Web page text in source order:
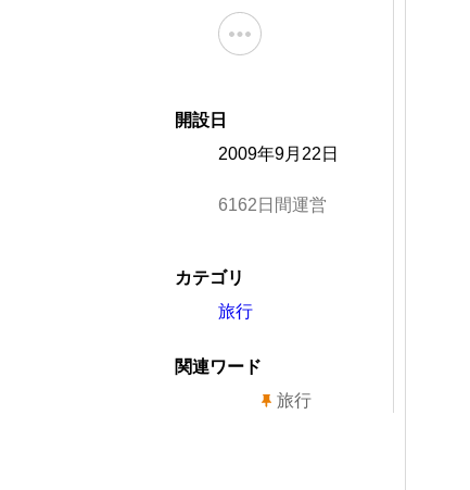
開設日
2009年9月22日
6162日間運営
カテゴリ
旅行
関連ワード
旅行